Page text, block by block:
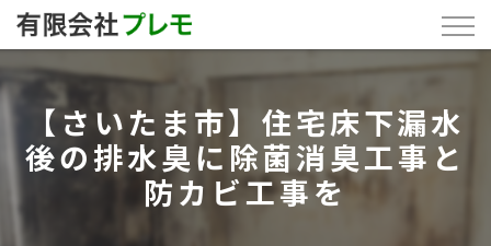
【さいたま市】住宅床下漏水
後の排水臭に除菌消臭工事と
防カビ工事を